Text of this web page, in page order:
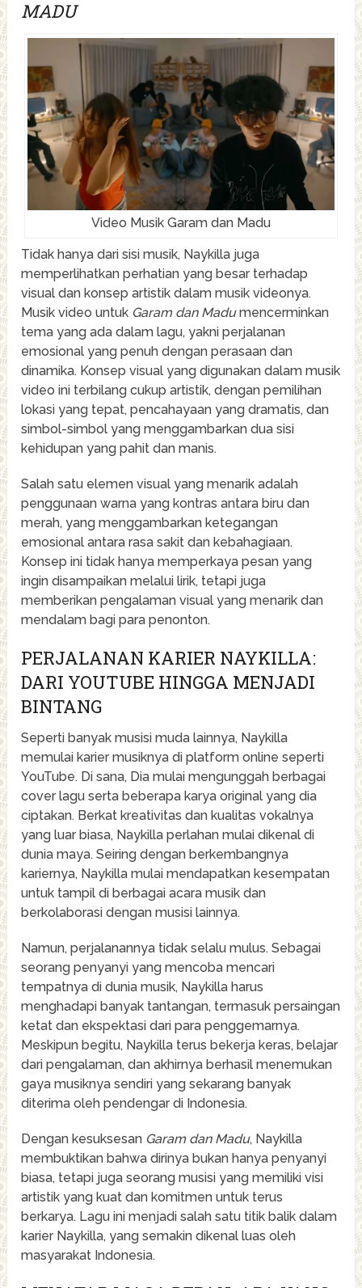
MADU
Video Musik Garam dan Madu
Tidak hanya dari sisi musik, Naykilla juga
memperlihatkan perhatian yang besar terhadap
visual dan konsep artistik dalam musik videonya.
Musik video untuk Garam dan Madumencerminkan
tema yang ada dalam lagu, yakni perjalanan
emosional yang penuh dengan perasaan dan
dinamika. Konsep visual yang digunakan dalam musik
video ini terbilang cukup artistik, dengan pemilihan
lokasi yang tepat, pencahayaan yang dramatis, dan
simbol-simbol yang menggambarkan dua sisi
kehidupan yang pahit dan manis.
Salah satu elemen visual yang menarik adalah
penggunaan warna yang kontras antara biru dan
merah, yang menggambarkan ketegangan
emosional antara rasa sakit dan kebahagiaan.
Konsep ini tidak hanya memperkaya pesan yang
ingin disampaikan melalui lirik, tetapi juga
memberikan pengalaman visual yang menarik dan
mendalam bagi para penonton.
PERJALANAN KARIER NAYKILLA:
DARI YOUTUBE HINGGA MENJADI
BINTANG
Seperti banyak musisi muda lainnya, Naykilla
memulai karier musiknya di platform online seperti
YouTube. Di sana, Dia mulai mengunggah berbagai
cover lagu serta beberapa karya original yang dia
ciptakan. Berkat kreativitas dan kualitas vokalnya
yang luar biasa, Naykilla perlahan mulai dikenal di
dunia maya. Seiring dengan berkembangnya
kariernya, Naykilla mulai mendapatkan kesempatan
untuk tampil di berbagai acara musik dan
berkolaborasi dengan musisi lainnya.
Namun, perjalanannya tidak selalu mulus. Sebagai
seorang penyanyi yang mencoba mencari
tempatnya di dunia musik, Naykilla harus
menghadapi banyak tantangan, termasuk persaingan
ketat dan ekspektasi dari para penggemarnya.
Meskipun begitu, Naykilla terus bekerja keras, belajar
dari pengalaman, dan akhirnya berhasil menemukan
gaya musiknya sendiri yang sekarang banyak
diterima oleh pendengar di Indonesia.
Dengan kesuksesan Garam dan Madu, Naykilla
membuktikan bahwa dirinya bukan hanya penyanyi
biasa, tetapi juga seorang musisi yang memiliki visi
artistik yang kuat dan komitmen untuk terus
berkarya. Lagu ini menjadi salah satu titik balik dalam
karier Naykilla, yang semakin dikenal luas oleh
masyarakat Indonesia.